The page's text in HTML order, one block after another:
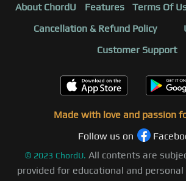
About ChordU Features Terms Of
Cancellation & Refund Policy
Customer Support
Made with love and passion
Follow us on
© 2023 ChordU. All contents are
provided for educational and